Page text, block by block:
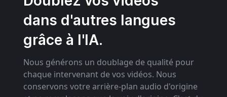
dans d'autres langues
grâce à l'IA.
Nous générons un doublage de qualité pour
chaque intervenant de vos vidéos. Nous
conservons votre arrière-plan audio d'origine